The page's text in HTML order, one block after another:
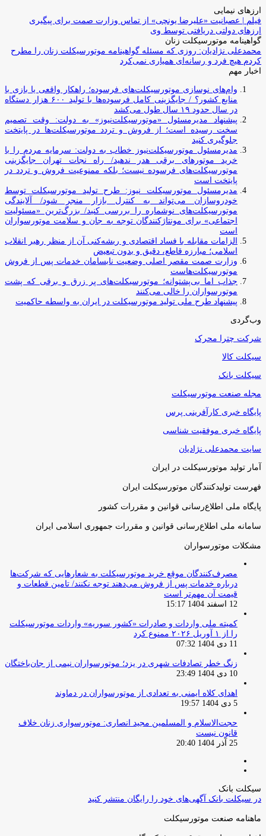
ارزهای نیمایی
فیلم | عصبانیت «علیرضا یونچی» از تماس وزارت صمت برای پیگیری
ارزهای دولتی دریافتی توسط وی
گواهینامه موتورسیکلت زنان
محمدعلی نژادیان: روزی که مسئله گواهینامه موتورسیکلت زنان را مطرح
کردم هیچ فرد و رسانه‌ای همیاری نمی‌کرد
اخبار مهم
وام‌های نوسازی موتورسیکلت‌های فرسوده؛ راهکار واقعی یا بازی با
منابع کشور؟ / جایگزینی کامل فرسوده‌ها با تولید ۶۰۰ هزار دستگاه
در سال حدود ۱۹ سال طول می‌کشد
پیشنهاد مدیرمسئول «موتورسیکلت‌نیوز» به دولت: وقت تصمیم
سخت رسیده است؛ از فروش و تردد موتورسیکلت‌ها در پایتخت
جلوگیری کنید
مدیرمسئول موتورسیکلت‌نیوز خطاب به دولت: سرمایه مردم را با
خرید موتورهای برقی هدر ندهید/ راه نجات تهران جایگزینی
موتورسیکلت‌های فرسوده نیست؛ بلکه ممنوعیت فروش و تردد در
پایتخت است
مدیرمسئول موتورسیکلت نیوز: طرح تولید موتورسیکلت توسط
خودروسازان می‌تواند به کنترل بازار منجر شود/ آلایندگی
موتورسیکلت‌های نوشماره را بررسی کنید/ بزرگ‌ترین «مسئولیت
اجتماعی» برای مونتاژکنندگان توجه به جان و سلامت موتورسواران
است
الزامات مقابله با فساد اقتصادی و ریشه‌کنی آن از منظر رهبر انقلاب
اسلامی؛ مبارزه قاطع، دقیق و بدون تبعیض
وزارت صمت مقصر اصلی وضعیت نابسامان خدمات پس از فروش
موتورسیکلت‌هاست
جذاب اما بی‌پشتوانه؛ موتورسیکلت‌های پر زرق‌ و برقی که پشت
موتورسواران را خالی می‌کنند
پیشنهاد طرح ملی تولید موتورسیکلت در ایران به واسطه حاکمیت
وب‌گردی
شرکت چترا محرک
سیکلت کالا
سیکلت بانک
مجله صنعت موتورسیکلت
پایگاه خبری کارآفرینی پرس
پایگاه خبری موفقیت شناسی
سایت محمدعلی نژادیان
آمار تولید موتورسیکلت در ایران
فهرست تولیدکنندگان موتورسیکلت ایران
پایگاه ملی اطلاع‌رسانی قوانین و مقررات کشور
سامانه ملی اطلاع‌رسانی قوانین و مقررات جمهوری اسلامی ایران
مشکلات موتورسواران
مصرف‌کنندگان موقع خرید موتورسیکلت به شعارهایی که شرکت‌ها
درباره خدمات پس از فروش می‌دهند توجه نکنند/ تامین قطعات و
قیمت آن مهم‌تر است
12 اسفند 1404 15:17
کمیته ملی واردات و صادرات «کشور سوریه» واردات موتورسیکلت
را از ۱ آوریل ۲۰۲۶ ممنوع کرد
11 دی 1404 07:32
زنگ خطر تصادفات شهری در یزد؛ موتورسواران نیمی از جان‌باختگان
10 دی 1404 23:49
اهدای کلاه ایمنی به تعدادی از موتورسواران در دماوند
5 دی 1404 19:57
حجت‌الاسلام و المسلمین مجید انصاری: موتورسواری زنان خلاف
قانون نیست
25 آذر 1404 20:40
سیکلت بانک
در سیکلت بانک آگهی‌های خود را رایگان منتشر کنید
ماهنامه صنعت موتورسیکلت